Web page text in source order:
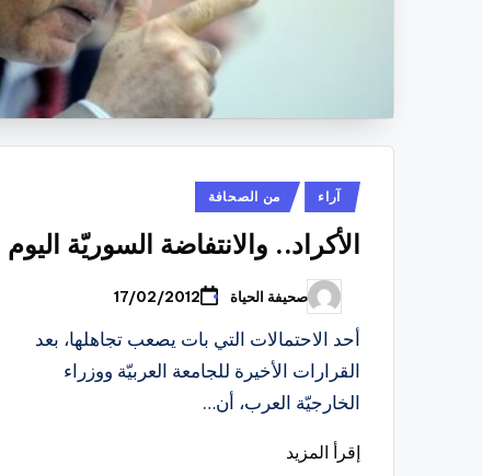
نُشر
في
آراء من الصحافة
الأكراد.. والانتفاضة السوريّة اليوم
تمّ
النشر
بواسطة
صحيفة الحياة 17/02/2012
أحد الاحتمالات التي بات يصعب تجاهلها، بعد
القرارات الأخيرة للجامعة العربيّة ووزراء
الخارجيّة العرب، أن…
إقرأ المزيد